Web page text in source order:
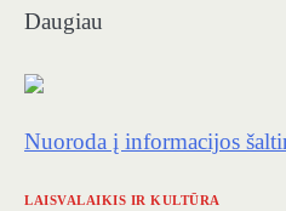
Daugiau
Nuoroda į informacijos
LAISVALAIKIS IR KULTŪRA